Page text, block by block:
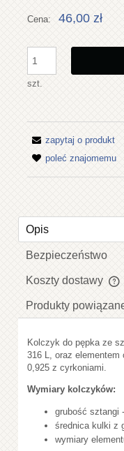
Cena: 46,00 zł
szt.
zapytaj o produkt
poleć znajomemu
Opis
Bezpieczeństwo
Koszty dostawy
Cena nie zawiera
Produkty
Kolczyk do pępka ze
316 L, oraz elementem
0,925 z cyrkoniami.
Wymiary kolczyków:
grubość sztangi
średnica kulki z
wymiary